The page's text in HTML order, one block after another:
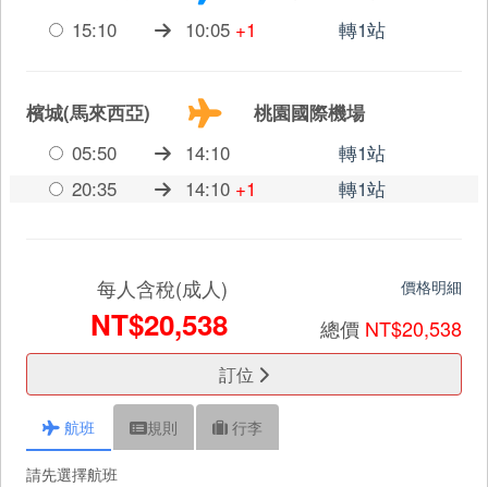
15:10
10:05 +1 轉1站
檳城(馬來西亞)
桃園國際機場
05:50
14:10
轉1站
20:35
14:10 +1 轉1站
每人含稅(成人)
NT$20,538
價格明細
總價 NT$20,538
訂位
航班 規則 行李
請先選擇航班